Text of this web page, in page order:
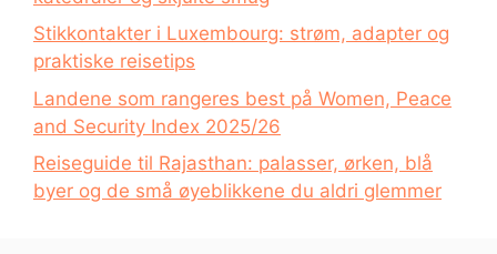
Stikkontakter i Luxembourg: strøm, adapter og
praktiske reisetips
Landene som rangeres best på Women, Peace
and Security Index 2025/26
Reiseguide til Rajasthan: palasser, ørken, blå
byer og de små øyeblikkene du aldri glemmer